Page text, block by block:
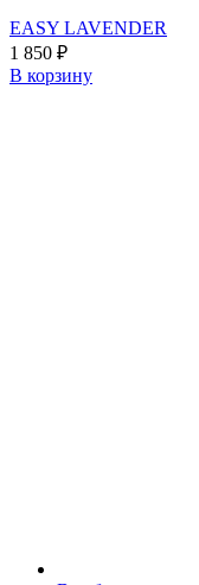
EASY LAVENDER
1 850 ₽
В корзину